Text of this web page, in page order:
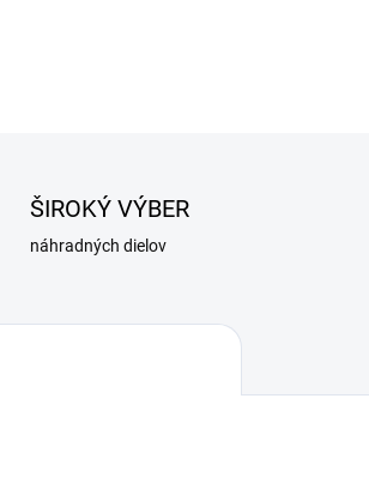
ŠIROKÝ VÝBER
náhradných dielov